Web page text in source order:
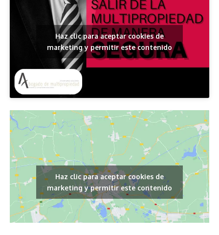
Haz clic para aceptar cookies de
marketing y permitir este contenido
Haz clic para aceptar cookies de
marketing y permitir este contenido